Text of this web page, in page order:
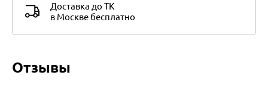
Доставка до ТК
в Москве бесплатно
Отзывы